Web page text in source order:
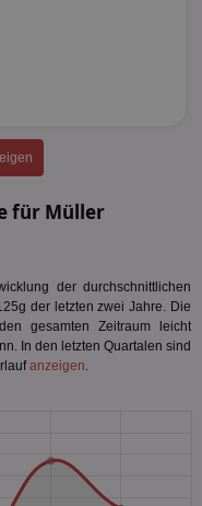
für Müller
der durchschnittlichen
der letzten zwei Jahre. Die
gesamten Zeitraum leicht
In den letzten Quartalen sind
anzeigen.